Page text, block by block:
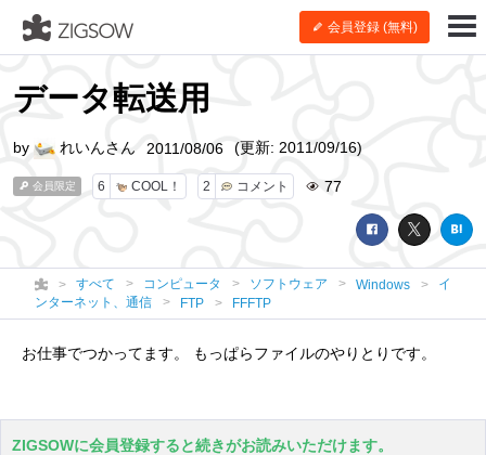
会員登録 (無料)
データ転送用
会員限定 6 COOL！ 2 コメント 77
by れいんさん 2011/08/06 (更新: 2011/09/16)
すべて コンピュータ ソフトウェア Windows
イ
ンターネット、通信
FTP FFFTP
お仕事でつかってます。 もっぱらファイルのやりとりです。
ZIGSOWに会員登録すると続きがお読みいただけます。